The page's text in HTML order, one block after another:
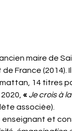
maire de
France (2014).
14 titres
« Je crois à
associée).
et